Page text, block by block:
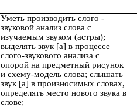
Уметь производить слого -
звуковой анализ слова с
изучаемым звуком (астры);
выделять звук [а] в процессе
слого-звукового анализа с
опорой на предметный рисунок
и схему-модель слова; слышать
звук [а] в произносимых словах,
определять место нового звука в
слове;